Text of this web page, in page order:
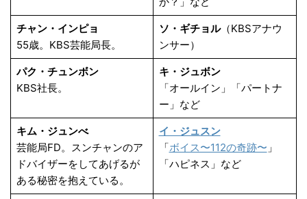
チャン・インピョ
55歳。KBS芸能局長。
ソ・ギチョル（KBSアナウ
ンサー）
パク・チュンボン
KBS社長。
キ・ジュボン
「オールイン」「パートナ
ー」など
キム・ジュンべ
芸能局FD。スンチャンのア
ドバイザーをしてあげるが
ある秘密を抱えている。
イ・ジュスン
「ボイス〜112の奇跡〜 」
「ハピネス」など